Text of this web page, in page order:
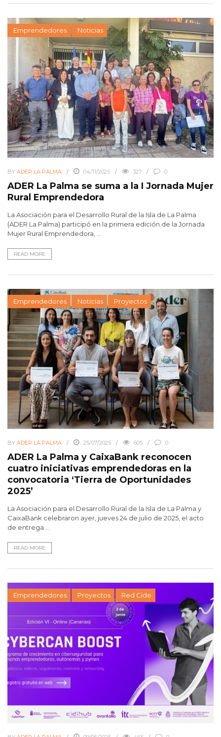
Emprendedores Noticias
BY ADER LA PALMA 04/11/2025 327 0
ADER La Palma se suma a la I Jornada Mujer
Rural Emprendedora
La Asociación para el Desarrollo Rural de la Isla de La Palma
(ADER La Palma) participó en la primera edición de la Jornada
Mujer Rural Emprendedora, ...
READ MORE
Emprendedores Noticias Proyectos
BY ADER LA PALMA 25/07/2025 605 0
ADER La Palma y CaixaBank reconocen
cuatro iniciativas emprendedoras en la
convocatoria ‘Tierra de Oportunidades
2025’
La Asociación para el Desarrollo Rural de la Isla de La Palma y
CaixaBank celebraron ayer, jueves 24 de julio de 2025, el acto
de entrega ...
READ MORE
Emprendedores Proyectos Red Cide